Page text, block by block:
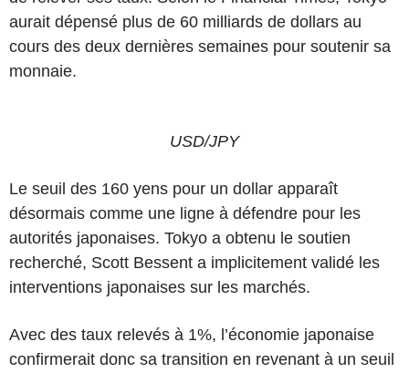
aurait dépensé plus de 60 milliards de dollars au
cours des deux dernières semaines pour soutenir sa
monnaie.
USD/JPY
Le seuil des 160 yens pour un dollar apparaît
désormais comme une ligne à défendre pour les
autorités japonaises. Tokyo a obtenu le soutien
recherché, Scott Bessent a implicitement validé les
interventions japonaises sur les marchés.
Avec des taux relevés à 1%, l’économie japonaise
confirmerait donc sa transition en revenant à un seuil